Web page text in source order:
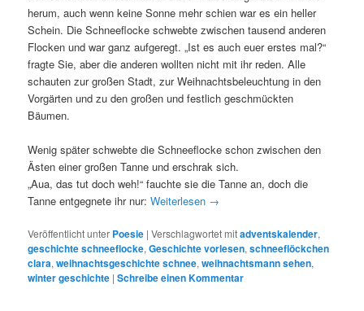
herum, auch wenn keine Sonne mehr schien war es ein heller
Schein. Die Schneeflocke schwebte zwischen tausend anderen
Flocken und war ganz aufgeregt. „Ist es auch euer erstes mal?“
fragte Sie, aber die anderen wollten nicht mit ihr reden. Alle
schauten zur großen Stadt, zur Weihnachtsbeleuchtung in den
Vorgärten und zu den großen und festlich geschmückten
Bäumen.
Wenig später schwebte die Schneeflocke schon zwischen den
Ästen einer großen Tanne und erschrak sich.
„Aua, das tut doch weh!“ fauchte sie die Tanne an, doch die
Tanne entgegnete ihr nur:Weiterlesen →
Veröffentlicht unter Poesie |Verschlagwortet mitadventskalender,
geschichte schneeflocke,Geschichte vorlesen,schneeflöckchen
clara,weihnachtsgeschichte schnee,weihnachtsmann sehen,
winter geschichte |Schreibe einen Kommentar